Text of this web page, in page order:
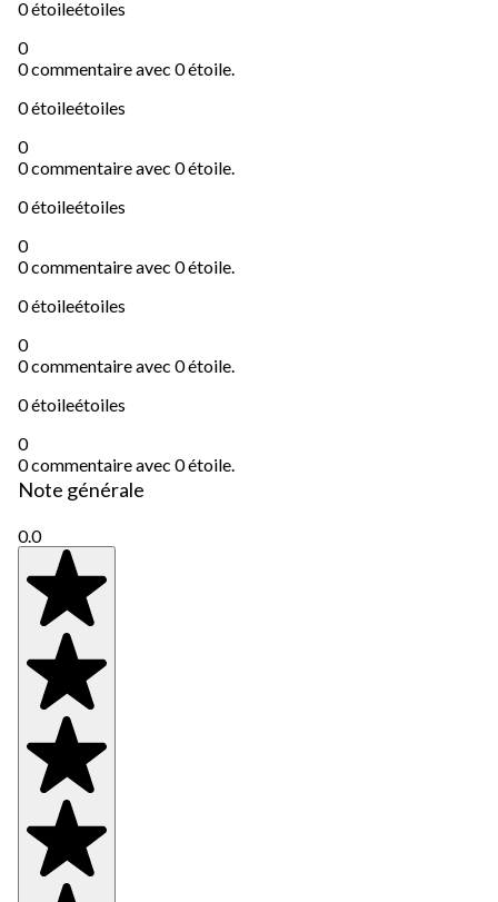
0 étoileétoiles
0
0 commentaire avec 0 étoile.
0 étoileétoiles
0
0 commentaire avec 0 étoile.
0 étoileétoiles
0
0 commentaire avec 0 étoile.
0 étoileétoiles
0
0 commentaire avec 0 étoile.
0 étoileétoiles
0
0 commentaire avec 0 étoile.
Note générale
0.0